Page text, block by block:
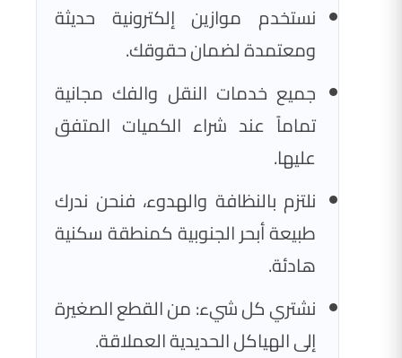
نستخدم موازين إلكترونية حديثة
ومعتمدة لضمان حقوقك.
جميع خدمات النقل والفك مجانية
تماماً عند شراء الكميات المتفق
عليها.
نلتزم بالنظافة والهدوء، فنحن ندرك
طبيعة أبحر الجنوبية كمنطقة سكنية
هادئة.
نشتري كل شيء: من القطع الصغيرة
إلى الهياكل الحديدية العملاقة.